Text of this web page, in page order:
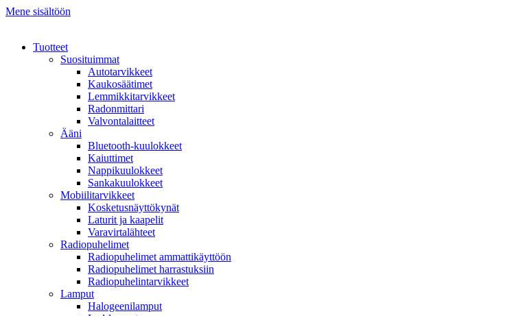
Mene sisältöön
Tuotteet
Suosituimmat
Autotarvikkeet
Kaukosäätimet
Lemmikkitarvikkeet
Radonmittari
Valvontalaitteet
Ääni
Bluetooth-kuulokkeet
Kaiuttimet
Nappikuulokkeet
Sankakuulokkeet
Mobiilitarvikkeet
Kosketusnäyttökynät
Laturit ja kaapelit
Varavirtalähteet
Radiopuhelimet
Radiopuhelimet ammattikäyttöön
Radiopuhelimet harrastuksiin
Radiopuhelintarvikkeet
Lamput
Halogeenilamput